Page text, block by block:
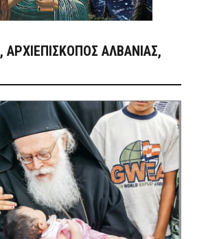
ΑΡΧΙΕΠΊΣΚΟΠΟΣ ΑΛΒΑΝΊΑΣ,